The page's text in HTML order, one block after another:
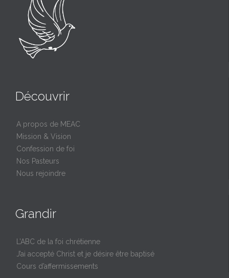
Découvrir
A propos de MEAC
Mission & Vision
Confession de foi
Nos Pasteurs
Nous rejoindre
Grandir
L’ABC de la foi chrétienne
J’ai accepté Christ et je désire être baptisé
Cours d’affermissements